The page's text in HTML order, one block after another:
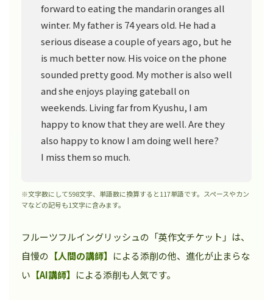
forward to eating the mandarin oranges all
winter. My father is 74 years old. He had a
serious disease a couple of years ago, but he
is much better now. His voice on the phone
sounded pretty good. My mother is also well
and she enjoys playing gateball on
weekends. Living far from Kyushu, I am
happy to know that they are well. Are they
also happy to know I am doing well here?
I miss them so much.
※文字数にして598文字、単語数に換算すると117単語です。スペースやカン
マなどの記号も1文字に含みます。
フルーツフルイングリッシュの「英作文チケット」は、
自慢の 【人間の講師】 による添削の他、進化が止まらな
い 【AI講師】 による添削も人気です。